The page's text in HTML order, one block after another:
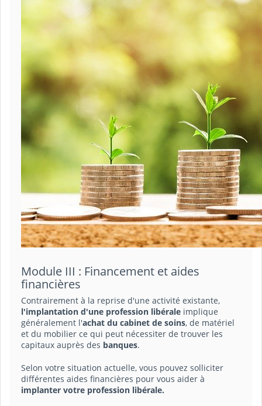
Module III : Financement et aides
financières
Contrairement à la reprise d'une activité existante,
l'implantation d'une profession libérale implique
généralement l'achat du cabinet de soins, de matériel
et du mobilier ce qui peut nécessiter de trouver les
capitaux auprès des banques.
Selon votre situation actuelle, vous pouvez solliciter
différentes aides financières pour vous aider à
implanter votre profession libérale.